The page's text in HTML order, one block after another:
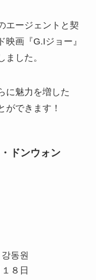
エージェントと契
画『G.Iジョー』
した。
に魅力を増した
ができます！
ドンウォン
동원
８日